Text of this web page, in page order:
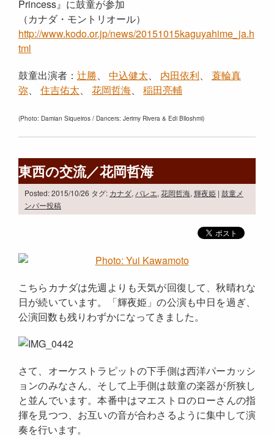
Princess』に鼓童が参加
（カナダ・モントリオール）
http://www.kodo.or.jp/news/20151015kaguyahime_ja.h
tml
鼓童出演者： 辻勝、 中込健太、 内田依利、 蓑輪真
弥、 住吉佑太、 花岡哲海、 稲田亮輔
(Photo: Damian Siqueiros / Dancers: Jerimy Rivera & Edi Blloshmi)
東西の交流／花岡哲海
Posted: 2015/10/26 タグ: カナダ, バレエ, 花岡哲海, 輝夜姫 | 鼓童メ
ンバー投稿
こちらカナダは先週よりも天気が回復して、秋晴れな
日が続いています。「輝夜姫」の公演も中日を過ぎ、
公演回数も残りわずかになってきました。
さて、オーケストラピットの下手側は西洋パーカッシ
ョンのみなさん、そして上手側は鼓童の楽器が所狭し
と並んでいます。本番中はマエストロのローさんの指
揮を見つつ、お互いの音が合わさるように集中して演
奏を行います。